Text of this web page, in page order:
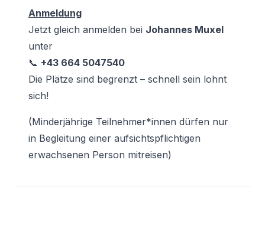
Anmeldung
Jetzt gleich anmelden bei Johannes Muxel
unter
📞 +43 664 5047540
Die Plätze sind begrenzt – schnell sein lohnt
sich!
(Minderjährige Teilnehmer*innen dürfen nur
in Begleitung einer aufsichtspflichtigen
erwachsenen Person mitreisen)